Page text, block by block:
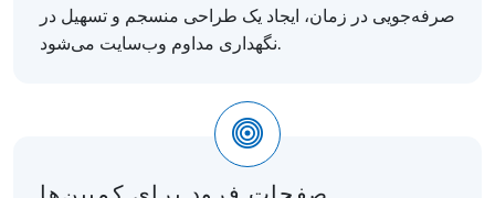
صرفه‌جویی در زمان، ایجاد یک طراحی منسجم و تسهیل در
نگهداری مداوم وب‌سایت می‌شود.